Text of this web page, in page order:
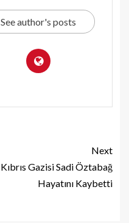
See author's posts
Next
Kıbrıs Gazisi Sadi Öztabağ
Hayatını Kaybetti